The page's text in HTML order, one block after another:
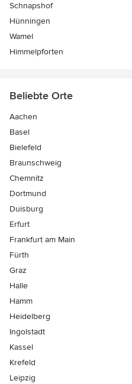
Schnapshof
Hünningen
Wamel
Himmelpforten
Beliebte Orte
Aachen
Basel
Bielefeld
Braunschweig
Chemnitz
Dortmund
Duisburg
Erfurt
Frankfurt am Main
Fürth
Graz
Halle
Hamm
Heidelberg
Ingolstadt
Kassel
Krefeld
Leipzig